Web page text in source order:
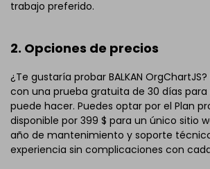
trabajo preferido.
2. Opciones de precios
¿Te gustaría probar BALKAN
con una prueba gratuita de 30 días para
puede hacer. Puedes optar por el Plan
disponible por 399 $ para un único sitio
año de mantenimiento y soporte
experiencia sin complicaciones con